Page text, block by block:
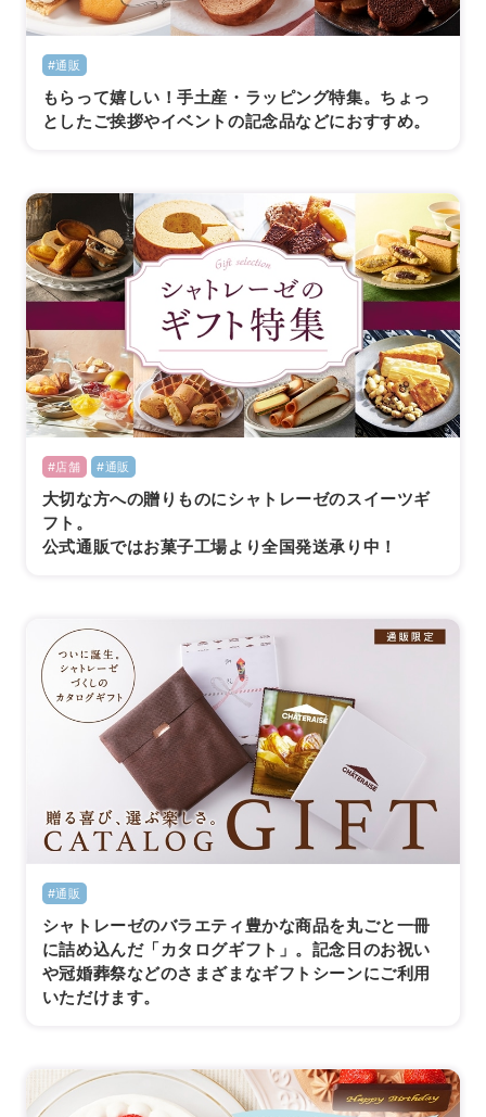
#通販
もらって嬉しい！手土産・ラッピング特集。ちょっ
としたご挨拶やイベントの記念品などにおすすめ。
#店舗 #通販
大切な方への贈りものにシャトレーゼのスイーツギ
フト。
公式通販ではお菓子工場より全国発送承り中！
#通販
シャトレーゼのバラエティ豊かな商品を丸ごと一冊
に詰め込んだ「カタログギフト」。記念日のお祝い
や冠婚葬祭などのさまざまなギフトシーンにご利用
いただけます。